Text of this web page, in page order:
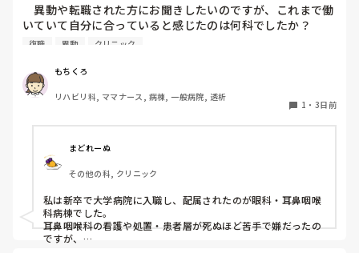
異動や転職された方にお聞きしたいのですが、これまで働
いていて自分に合っていると感じたのは何科でしたか？
また、どんなところが合っていると感じましたか？
私はこれまで脳神経外科、リハビリ科、透析室と経験しまし
たが、どこもしっくり来なくて悩んでいます…。次回の転職
の参考にさせていただきたいです😭
復職 異動 クリニック
もちくろ
リハビリ科, ママナース, 病棟, 一般病院, 透析
1 ・ 3日前
まどれーぬ
その他の科, クリニック
私は新卒で大学病院に入職し、配属されたのが眼科・耳鼻咽喉
科病棟でした。
耳鼻咽喉科の看護や処置・患者層が死ぬほど苦手で嫌だったの
ですが、